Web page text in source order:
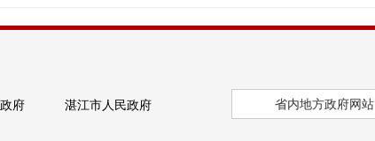
府 湛江市人民政府 省内地方政府网站